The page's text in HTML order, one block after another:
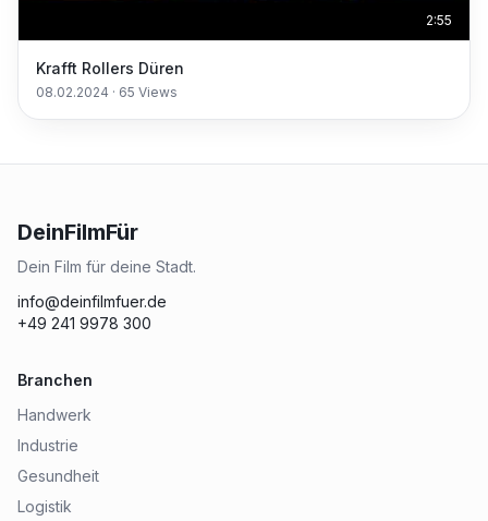
2:55
Krafft Rollers Düren
08.02.2024 · 65 Views
DeinFilmFür
Dein Film für deine Stadt.
info@deinfilmfuer.de
+49 241 9978 300
Branchen
Handwerk
Industrie
Gesundheit
Logistik